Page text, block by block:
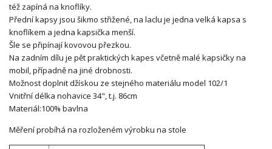
též zapíná na knoflíky.
Přední kapsy jsou šikmo střižené, na laclu je jedna velká kapsa s
knoflíkem a jedna kapsička menší.
Šle se připínají kovovou přezkou.
Na zadním dílu je pět praktických kapes včetně malé kapsičky na
mobil, případně na jiné drobnosti.
Možnost doplnit džískou ze stejného materiálu model 102/1
Vnitřní délka nohavice 34", t.j. 86cm
Materiál:100% bavlna
Měření probíhá na rozloženém výrobku na stole